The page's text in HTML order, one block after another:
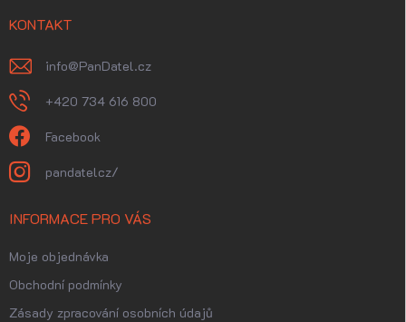
KONTAKT
info@PanDatel.cz
+420 734 616 800
Facebook
pandatelcz/
INFORMACE PRO VÁS
Moje objednávka
Obchodní podmínky
Zásady zpracování osobních údajů